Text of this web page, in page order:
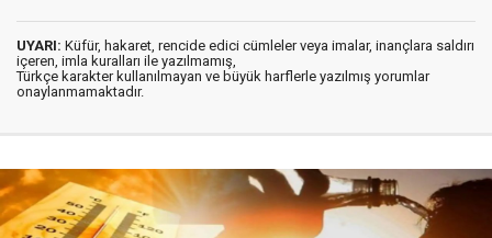
UYARI: Küfür, hakaret, rencide edici cümleler veya imalar, inançlara saldırı
içeren, imla kuralları ile yazılmamış,
Türkçe karakter kullanılmayan ve büyük harflerle yazılmış yorumlar
onaylanmamaktadır.